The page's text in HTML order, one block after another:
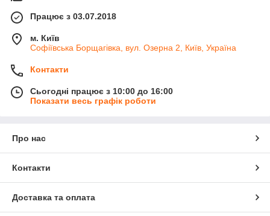
Працює з 03.07.2018
м. Київ
Софіївська Борщагівка, вул. Озерна 2, Київ, Україна
Контакти
Сьогодні працює з 10:00 до 16:00
Показати весь графік роботи
Про нас
Контакти
Доставка та оплата